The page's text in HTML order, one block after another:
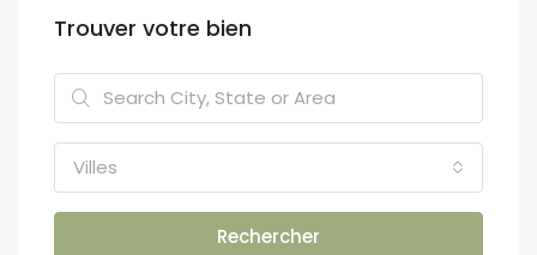
Trouver votre bien
Villes
Rechercher